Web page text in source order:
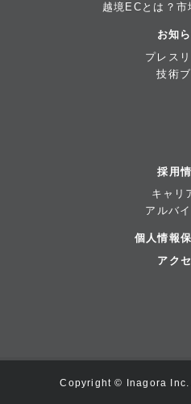
越境ECとは？市
お知
プレス
技術
採用
キャリ
アルバ
個人情報
アク
Copyright © Inagora